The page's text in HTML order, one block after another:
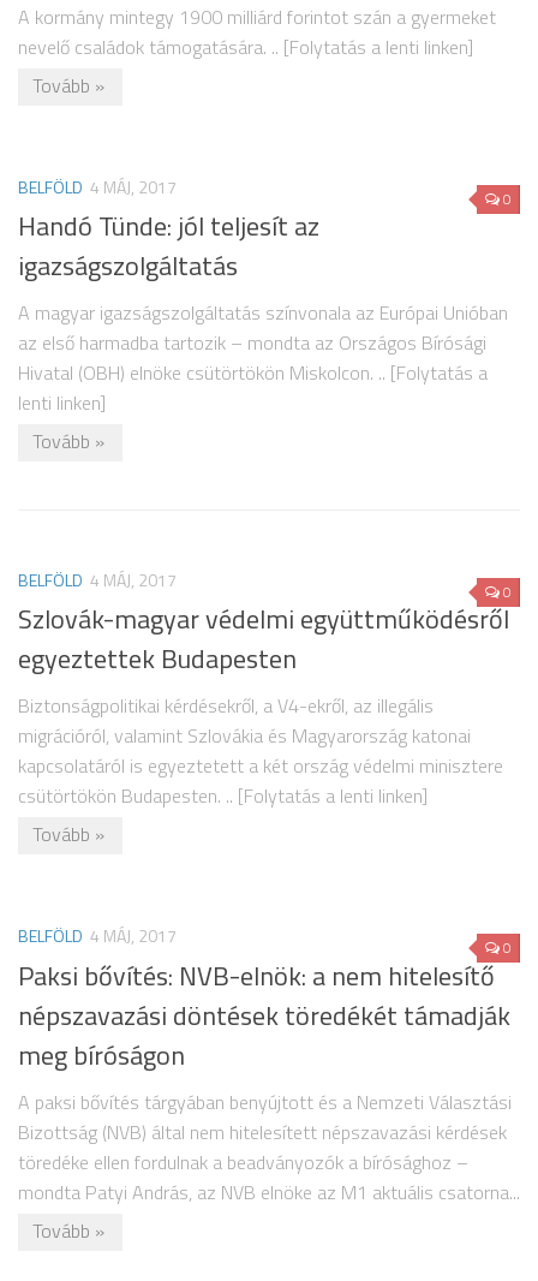
A kormány mintegy 1900 milliárd forintot szán a gyermeket
nevelő családok támogatására. .. [Folytatás a lenti linken]
Tovább »
0
BELFÖLD 4 MÁJ, 2017
Handó Tünde: jól teljesít az
igazságszolgáltatás
A magyar igazságszolgáltatás színvonala az Európai Unióban
az első harmadba tartozik – mondta az Országos Bírósági
Hivatal (OBH) elnöke csütörtökön Miskolcon. .. [Folytatás a
lenti linken]
Tovább »
0
BELFÖLD 4 MÁJ, 2017
Szlovák-magyar védelmi együttműködésről
egyeztettek Budapesten
Biztonságpolitikai kérdésekről, a V4-ekről, az illegális
migrációról, valamint Szlovákia és Magyarország katonai
kapcsolatáról is egyeztetett a két ország védelmi minisztere
csütörtökön Budapesten. .. [Folytatás a lenti linken]
Tovább »
0
BELFÖLD 4 MÁJ, 2017
Paksi bővítés: NVB-elnök: a nem hitelesítő
népszavazási döntések töredékét támadják
meg bíróságon
A paksi bővítés tárgyában benyújtott és a Nemzeti Választási
Bizottság (NVB) által nem hitelesített népszavazási kérdések
töredéke ellen fordulnak a beadványozók a bírósághoz –
mondta Patyi András, az NVB elnöke az M1 aktuális csatorna...
Tovább »